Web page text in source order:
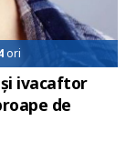
ori
ivacaftor
de